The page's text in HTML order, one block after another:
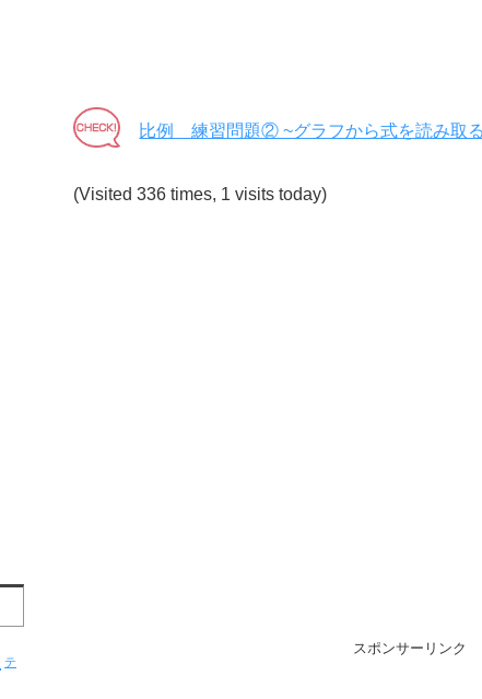
比例 練習問題② ~グラフから式を読み取
(Visited 336 times, 1 visits today)
スポンサーリンク
テ